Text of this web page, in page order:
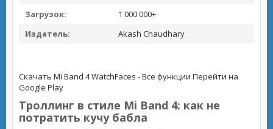
Загрузок:
1 000 000+
Издатель:
Akash Chaudhary
Скачать Mi Band 4 WatchFaces - Все функции Перейти на
Google Play
Троллинг в стиле Mi Band 4: как не
потратить кучу бабла